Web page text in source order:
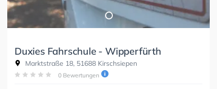
Duxies Fahrschule - Wipperfürth
Marktstraße 18, 51688 Kirschsiepen
0 Bewertungen